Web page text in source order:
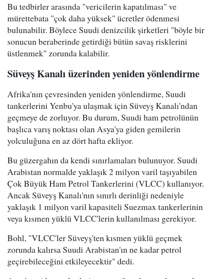
Bu tedbirler arasında "vericilerin kapatılması" ve
mürettebata "çok daha yüksek" ücretler ödenmesi
bulunabilir. Böylece Suudi denizcilik şirketleri "böyle bir
sonucun beraberinde getirdiği bütün savaş risklerini
üstlenmek" zorunda kalabilir.
Süveyş Kanalı üzerinden yeniden yönlendirme
Afrika'nın çevresinden yeniden yönlendirme, Suudi
tankerlerini Yenbu'ya ulaşmak için Süveyş Kanalı'ndan
geçmeye de zorluyor. Bu durum, Suudi ham petrolünün
başlıca varış noktası olan Asya'ya giden gemilerin
yolculuğuna en az dört hafta ekliyor.
Bu güzergahın da kendi sınırlamaları bulunuyor. Suudi
Arabistan normalde yaklaşık 2 milyon varil taşıyabilen
Çok Büyük Ham Petrol Tankerlerini (VLCC) kullanıyor.
Ancak Süveyş Kanalı'nın sınırlı derinliği nedeniyle
yaklaşık 1 milyon varil kapasiteli Suezmax tankerlerinin
veya kısmen yüklü VLCC'lerin kullanılması gerekiyor.
Bohl, "VLCC'ler Süveyş'ten kısmen yüklü geçmek
zorunda kalırsa Suudi Arabistan'ın ne kadar petrol
geçirebileceğini etkileyecektir" dedi.